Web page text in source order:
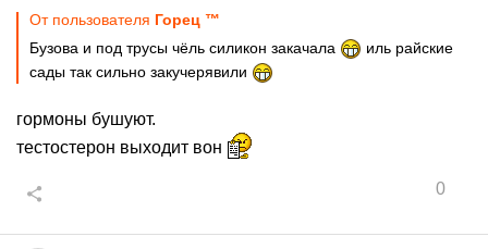
От пользователя Горец ™
Бузова и под трусы чёль силикон закачала
иль райские
сады так сильно закучерявили
гормоны бушуют.
тестостерон выходит вон
0